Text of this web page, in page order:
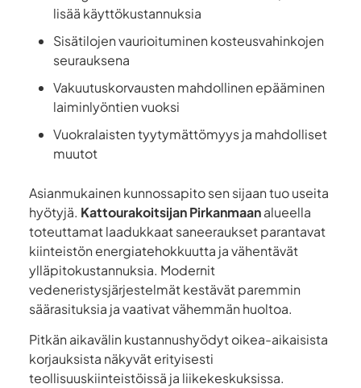
lisää käyttökustannuksia
Sisätilojen vaurioituminen kosteusvahinkojen
seurauksena
Vakuutuskorvausten mahdollinen epääminen
laiminlyöntien vuoksi
Vuokralaisten tyytymättömyys ja mahdolliset
muutot
Asianmukainen kunnossapito sen sijaan tuo useita
hyötyjä. Kattourakoitsijan Pirkanmaanalueella
toteuttamat laadukkaat saneeraukset parantavat
kiinteistön energiatehokkuutta ja vähentävät
ylläpitokustannuksia. Modernit
vedeneristysjärjestelmät kestävät paremmin
säärasituksia ja vaativat vähemmän huoltoa.
Pitkän aikavälin kustannushyödyt oikea-aikaisista
korjauksista näkyvät erityisesti
teollisuuskiinteistöissä ja liikekeskuksissa.